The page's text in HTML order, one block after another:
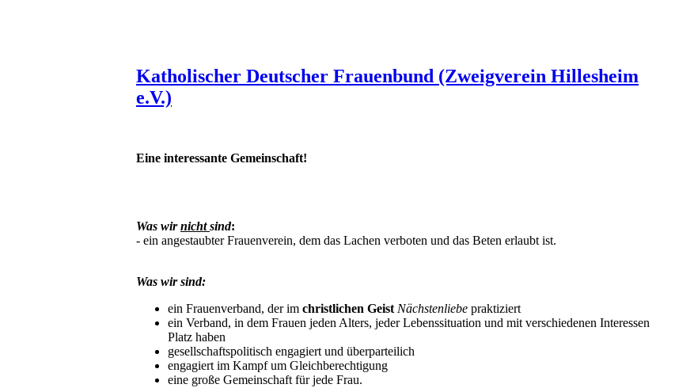
Katholischer Deutscher Frauenbund (Zweigverein Hillesheim
e.V.)
Eine interessante Gemeinschaft!
Was wirnichtsind:
- ein angestaubter Frauenverein, dem das Lachen verboten und das Beten erlaubt ist.
Was wir sind:
ein Frauenverband, der im christlichen Geist Nächstenliebe praktiziert
ein Verband, in dem Frauen jeden Alters, jeder Lebenssituation und mit verschiedenen Interessen
Platz haben
gesellschaftspolitisch engagiert und überparteilich
engagiert im Kampf um Gleichberechtigung
eine große Gemeinschaft für jede Frau.